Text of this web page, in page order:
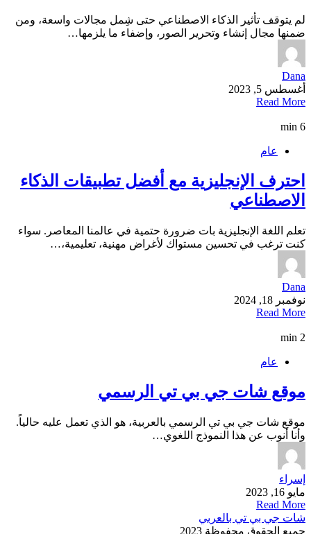
لم يتوقف تأثير الذكاء الاصطناعي حتى شِمل مجالات واسعة، ومن
ضمنها مجال إنشاء وتحرير الصور، وإضفاء ما يلزمها…
Dana
أغسطس 5, 2023
Read More
6 min
عام
احترف الإنجليزية مع أفضل تطبيقات الذكاء
الاصطناعي
تعلم اللغة الإنجليزية بات ضرورة حتمية في عالمنا المعاصر. سواء
كنت ترغب في تحسين مستواك لأغراض مهنية، تعليمية،…
Dana
نوفمبر 18, 2024
Read More
2 min
عام
موقع شات جي بي تي الرسمي
موقع شات جي بي تي الرسمي بالعربية، هو الذي تعمل عليه حالياً.
وأنا أنوب عن هذا النموذج اللغوي…
إسراء
مايو 16, 2023
Read More
شات جي بي تي بالعربي
جميع الحقوق محفوظة 2023